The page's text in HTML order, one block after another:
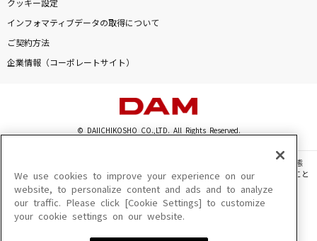
クッキー設定
インフォマティブデータの取得について
ご契約方法
企業情報（コーポレートサイト）
© DAIICHIKOSHO CO.,LTD. All Rights Reserved.
このサイトに掲載されている一切の文章・画像・写真・動画・音声等を、手段や形態
を問わず、著作権法の定める範囲を超えて無断で複製、転載、ファイル化などすること
を禁じます。
楽曲及びコンテンツは、機種によりご利用いただけない場合があります。
楽曲及びコンテンツの配信日、配信内容が変更になる場合があります。
We use cookies to improve your experience on our
website, to personalize content and ads and to analyze
our traffic. Please click [Cookie Settings] to customize
your cookie settings on our website.